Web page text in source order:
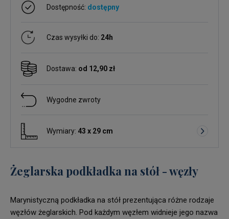
Dostępność: dostępny
Czas wysyłki do: 24h
Dostawa: od 12,90 zł
Wygodne zwroty
Wymiary: 43 x 29 cm
Żeglarska podkładka na stół - węzły
Marynistyczną podkładka na stół prezentująca różne rodzaje
węzłów żeglarskich. Pod każdym węzłem widnieje jego nazwa